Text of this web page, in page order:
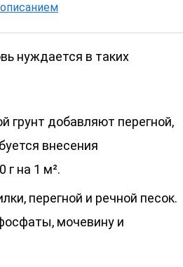
нуждается в таких
грунт добавляют перегной,
внесения
г на 1 м².
перегной и речной песок.
мочевину и